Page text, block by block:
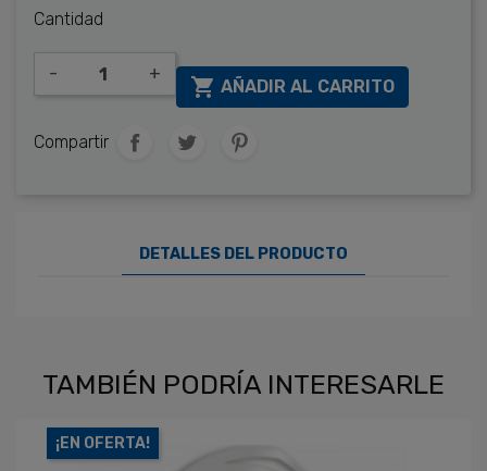
Cantidad
- +
 AÑADIR AL CARRITO
Compartir
DETALLES DEL PRODUCTO
TAMBIÉN PODRÍA INTERESARLE
¡EN OFERTA!